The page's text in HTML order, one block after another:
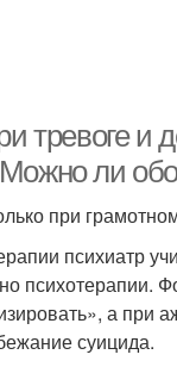
тревоге и
ли
при
психиатр
психотерапии.
а при
суицида.